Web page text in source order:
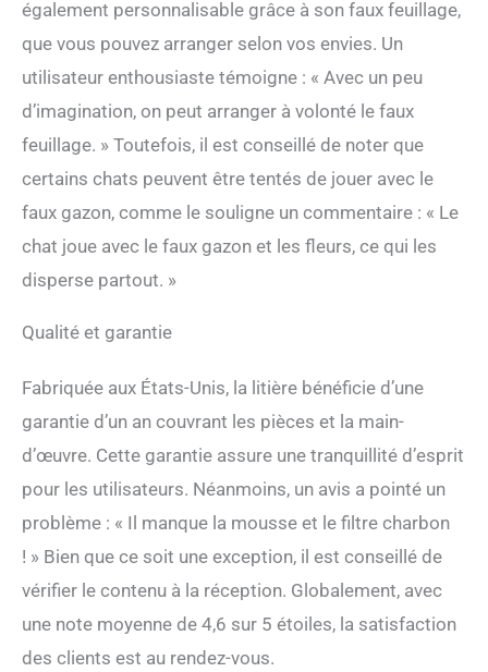
également personnalisable grâce à son faux feuillage,
que vous pouvez arranger selon vos envies. Un
utilisateur enthousiaste témoigne : « Avec un peu
d’imagination, on peut arranger à volonté le faux
feuillage. » Toutefois, il est conseillé de noter que
certains chats peuvent être tentés de jouer avec le
faux gazon, comme le souligne un commentaire : « Le
chat joue avec le faux gazon et les fleurs, ce qui les
disperse partout. »
Qualité et garantie
Fabriquée aux États-Unis, la litière bénéficie d’une
garantie d’un an couvrant les pièces et la main-
d’œuvre. Cette garantie assure une tranquillité d’esprit
pour les utilisateurs. Néanmoins, un avis a pointé un
problème : « Il manque la mousse et le filtre charbon
! » Bien que ce soit une exception, il est conseillé de
vérifier le contenu à la réception. Globalement, avec
une note moyenne de 4,6 sur 5 étoiles, la satisfaction
des clients est au rendez-vous.